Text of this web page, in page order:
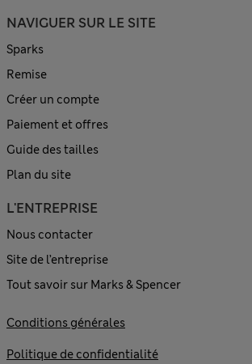
NAVIGUER SUR LE SITE
Sparks
Remise
Créer un compte
Paiement et offres
Guide des tailles
Plan du site
L'ENTREPRISE
Nous contacter
Site de l’entreprise
Tout savoir sur Marks & Spencer
Conditions générales
Politique de confidentialité